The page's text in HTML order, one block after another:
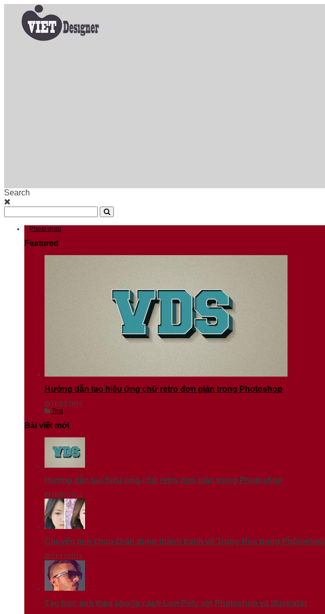
Search
Photoshop
Featured
Hướng dẫn tạo hiệu ứng chữ retro đơn giản trong Photoshop
16/03/2015
Text
Bài viết mới
Hướng dẫn tạo hiệu ứng chữ retro đơn giản trong Photoshop
16/03/2015
Chuyển ảnh chụp chân dung thành tranh vẽ Trung Hoa trong Photoshop
01/11/2014
Tạo bức ảnh theo phong cách Low Poly với Photoshop và Illustrator